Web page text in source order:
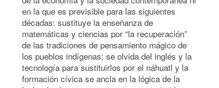
en la que es previsible para las siguientes
décadas: sustituye la enseñanza de
matemáticas y ciencias por “la recuperación”
de las tradiciones de pensamiento mágico de
los pueblos indígenas; se olvida del inglés y la
tecnología para sustituirlos por el náhuatl y la
formación cívica se ancla en la lógica de la